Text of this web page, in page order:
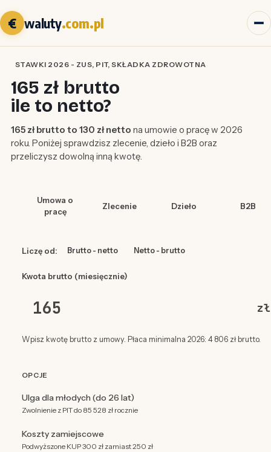
€ waluty.com.pl
STAWKI 2026 - ZUS, PIT, SKŁADKA ZDROWOTNA
165 zł brutto
ile to netto?
165 zł brutto to 130 zł netto na umowie o pracę w 2026
roku. Poniżej sprawdzisz zlecenie, dzieło i B2B oraz
przeliczysz dowolną inną kwotę.
Umowa o
pracę
Zlecenie Dzieło B2B
Liczę od: Brutto - netto Netto - brutto
Kwota brutto (miesięcznie)
zł
Wpisz kwotę brutto z umowy. Płaca minimalna 2026: 4 806 zł brutto.
OPCJE
Ulga dla młodych (do 26 lat)
Zwolnienie z PIT do 85 528 zł rocznie
Koszty zamiejscowe
Podwyższone KUP 300 zł zamiast 250 zł